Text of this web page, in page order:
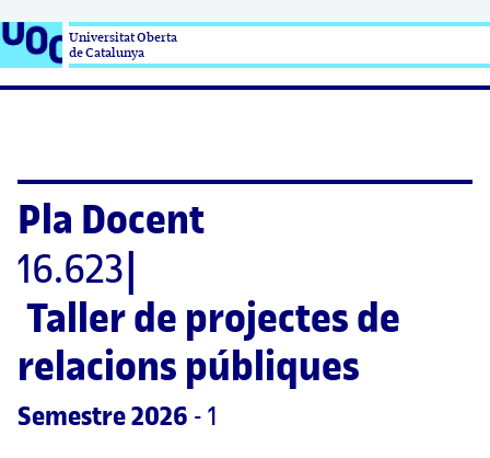
Universitat Oberta
de Catalunya
Pla Docent
16.623
Taller de projectes de
relacions públiques
Semestre 2026 - 1